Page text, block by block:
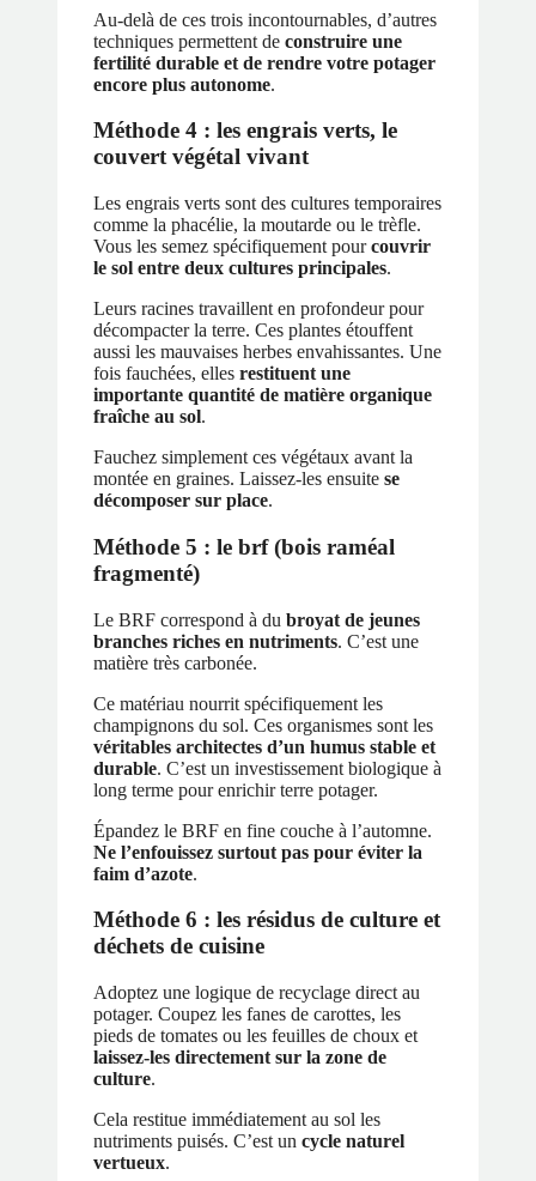
Au-delà de ces trois incontournables, d’autres
techniques permettent de construire une
fertilité durable et de rendre votre potager
encore plus autonome.
Méthode 4 : les engrais verts, le
couvert végétal vivant
Les engrais verts sont des cultures temporaires
comme la phacélie, la moutarde ou le trèfle.
Vous les semez spécifiquement pourcouvrir
le sol entre deux cultures principales.
Leurs racines travaillent en profondeur pour
décompacter la terre. Ces plantes étouffent
aussi les mauvaises herbes envahissantes. Une
fois fauchées, elles restituent une
importante quantité de matière organique
fraîche au sol.
Fauchez simplement ces végétaux avant la
montée en graines. Laissez-les ensuite se
décomposer sur place.
Méthode 5 : le brf (bois raméal
fragmenté)
Le BRF correspond à du broyat de jeunes
branches riches en nutriments. C’est une
matière très carbonée.
Ce matériau nourrit spécifiquement les
champignons du sol. Ces organismes sont les
véritables architectes d’un humus stable et
durable. C’est un investissement biologique à
long terme pour enrichir terre potager.
Épandez le BRF en fine couche à l’automne.
Ne l’enfouissez surtout pas pour éviter la
faim d’azote.
Méthode 6 : les résidus de culture et
déchets de cuisine
Adoptez une logique de recyclage direct au
potager. Coupez les fanes de carottes, les
pieds de tomates ou les feuilles de choux et
laissez-les directement sur la zone de
culture.
Cela restitue immédiatement au sol les
nutriments puisés. C’est un cycle naturel
vertueux.